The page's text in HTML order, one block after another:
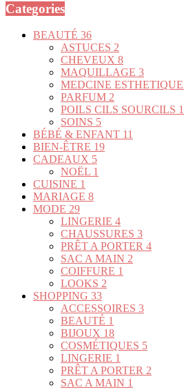
Categories
BEAUTÉ 36
ASTUCES 2
CHEVEUX 8
MAQUILLAGE 3
MEDCINE ESTHETIQUE
PARFUM 2
POILS CILS SOURCILS 1
SOINS 5
BÉBÉ & ENFANT 11
BIEN-ÊTRE 19
CADEAUX 5
NOËL 1
CUISINE 1
MARIAGE 8
MODE 29
LINGERIE 4
CHAUSSURES 3
PRÊT A PORTER 4
SAC A MAIN 2
COIFFURE 1
LOOKS 2
SHOPPING 33
ACCESSOIRES 3
BEAUTÉ 1
BIJOUX 18
COSMÉTIQUES 5
LINGERIE 1
PRÊT A PORTER 2
SAC A MAIN 1